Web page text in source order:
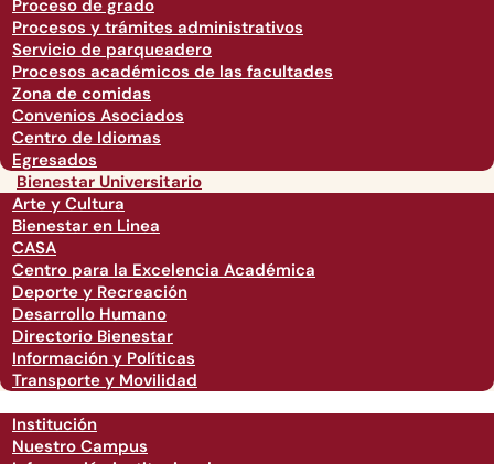
Proceso de grado
Procesos y trámites administrativos
Servicio de parqueadero
Procesos académicos de las facultades
Zona de comidas
Convenios Asociados
Centro de Idiomas
Egresados
Bienestar Universitario
Arte y Cultura
Bienestar en Linea
CASA
Centro para la Excelencia Académica
Deporte y Recreación
Desarrollo Humano
Directorio Bienestar
Información y Políticas
Transporte y Movilidad
Institución
Nuestro Campus